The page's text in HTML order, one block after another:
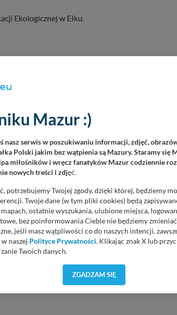
Ekologicznej w Ełku.
tego artykułu ?
Mazur :)
nasz serwis w poszukiwaniu informacji, zdjęć,
Polski jakim bez wątpienia są Mazury. Staramy się
miłośników i wręcz fanatyków Mazur codziennie
nowych treści i zdjęć.
potrzebujemy Twojej zgody, dzięki której, będziemy
Twoje dane (w tym pliki cookies) będą
ostatnie wyszukania, ulubione miejsca,
bez poinformowania Ciebie nie będziemy
jeśli masz wątpliwości co do naszych intencji,
naszej Polityce Prywatności. Klikając znak X lub
Twoich danych.
przekazanie Twoich danych jest elementem usługi
ZGADZAM SIĘ